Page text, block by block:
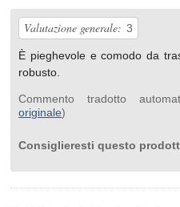
Valutazione generale: 3
È pieghevole e comodo da
robusto.
Commento tradotto
originale)
Consiglieresti questo